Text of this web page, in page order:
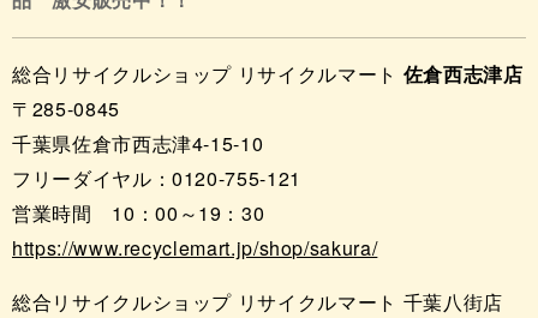
総合リサイクルショップ リサイクルマート 佐倉西志津店
〒285-0845
千葉県佐倉市西志津4-15-10
フリーダイヤル：0120-755-121
営業時間 10：00～19：30
https://www.recyclemart.jp/shop/sakura/
総合リサイクルショップ リサイクルマート 千葉八街店